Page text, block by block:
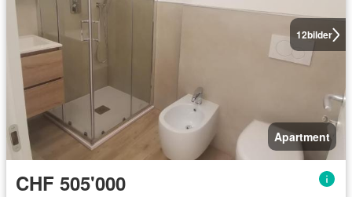
12bilder
Apartment
CHF 505'000